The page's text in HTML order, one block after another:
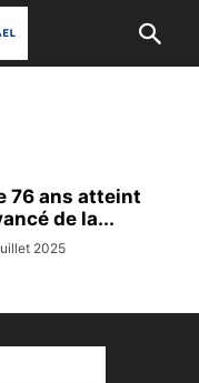
76 ans atteint
de la...
2025